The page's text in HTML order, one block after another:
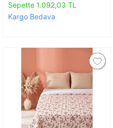
Sepette 1.092,03 TL
Kargo Bedava